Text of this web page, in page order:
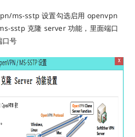
ms-sstp 设置勾选启用 openvpn
sstp 克隆 server 功能，里面端口
口号